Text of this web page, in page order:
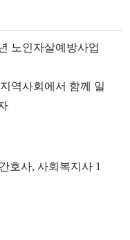
노인자살예방사업
역사회에서 함께 일
호사, 사회복지사 1